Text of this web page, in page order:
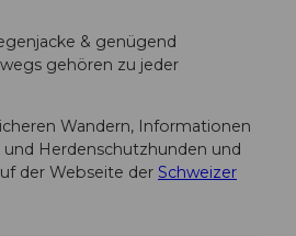
& genügend
gehören zu jeder
Wandern, Informationen
Herdenschutzhunden und
der Webseite der Schweizer